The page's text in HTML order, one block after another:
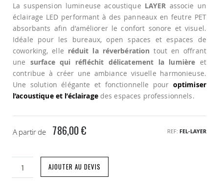
la
Galerie
d’images
La suspension lumineuse acoustique LAYER associe un
éclairage LED performant à des panneaux en feutre PET
absorbants afin d’améliorer le confort sonore et visuel.
Idéale pour les bureaux, open spaces et espaces de
coworking, elle réduit la réverbération tout en offrant
une surface qui réfléchit délicatement la lumière et
contribue à créer une ambiance visuelle harmonieuse.
Une solution élégante et fonctionnelle pour optimiser
l’acoustique et l’éclairagedes espaces professionnels.
A partir de 786,00 € REF FEL-LAYER
AJOUTER AU DEVIS